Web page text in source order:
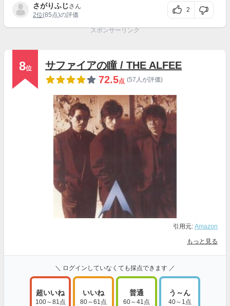
さがりふじさん
2位(85点)の評価
2
スポンサーリンク
8位
サファイアの瞳 / THE ALFEE
72.5点 (57人が評価)
引用元: Amazon
もっと見る
＼ ログインしていなくても採点できます ／
超いいね
100～81点
いいね
80～61点
普通
60～41点
う～ん
40～1点